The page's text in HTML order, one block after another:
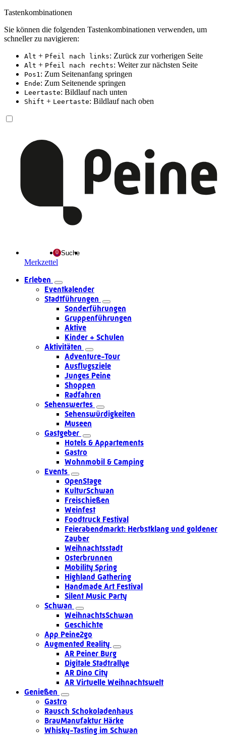
Tastenkombinationen
Sie können die folgenden Tastenkombinationen verwenden, um
schneller zu navigieren:
Alt + Pfeil nach links: Zurück zur vorherigen Seite
Alt + Pfeil nach rechts: Weiter zur nächsten Seite
Pos1: Zum Seitenanfang springen
Ende: Zum Seitenende springen
Leertaste: Bildlauf nach unten
Shift + Leertaste: Bildlauf nach oben
Merkzettel
Suche
Erleben
Eventkalender
Stadtführungen
Sonderführungen
Gruppenführungen
Aktive
Kinder + Schulen
Aktivitäten
Adventure-Tour
Ausflugsziele
Junges Peine
Shoppen
Radfahren
Sehenswertes
Sehenswürdigkeiten
Museen
Gastgeber
Hotels & Appartements
Gastro
Wohnmobil & Camping
Events
OpenStage
KulturSchwan
Freischießen
Weinfest
Foodtruck Festival
Feierabendmarkt: Herbstklang und goldener
Zauber
Weihnachtsstadt
Osterbrunnen
Mobility Spring
Highland Gathering
Handmade Art Festival
Silent Music Party
Schwan
WeihnachtsSchwan
Geschichte
App Peine2go
Augmented Reality
AR Peiner Burg
Digitale Stadtrallye
AR Dino City
AR Virtuelle Weihnachtswelt
Genießen
Gastro
Rausch Schokoladenhaus
BrauManufaktur Härke
Whisky-Tasting im Schwan